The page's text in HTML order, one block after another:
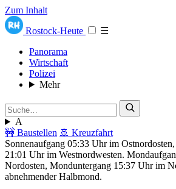
Zum Inhalt
Rostock-Heute
☰
Panorama
Wirtschaft
Polizei
Mehr
A
🚧 Baustellen 🚢 Kreuzfahrt
Sonnenaufgang 05:33 Uhr im
21:01 Uhr im Westnordwesten.
Nordosten, Monduntergang 15:37 Uhr im
abnehmender Halbmond.